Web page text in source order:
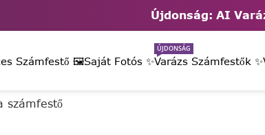
Újdonság: AI
Számfestő 🖼️Saját Fotós ✨Varázs Számfestők ✨
ÚJDONSÁG